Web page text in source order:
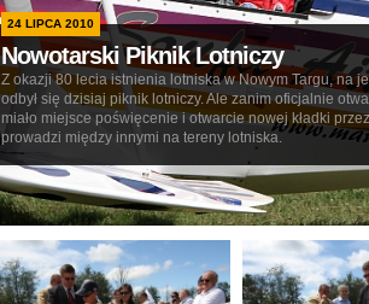
24 LIPCA 2010
Nowotarski Piknik Lotniczy
Z okazji 80 lecia istnienia lotniska w Nowym Targu, na
odbył się dzisiaj piknik lotniczy. Ale zanim oficjalnie
miało miejsce poświęcenie i otwarcie nowej kładki
prowadzi między innymi na tereny lotniska.